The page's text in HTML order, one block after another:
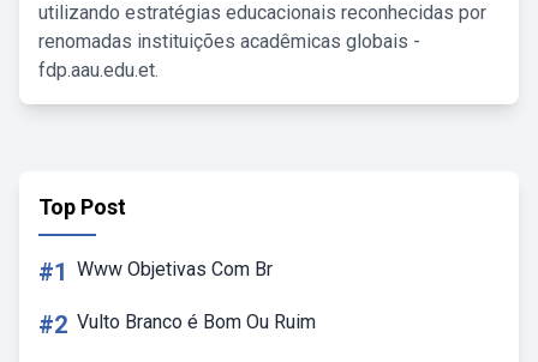
utilizando estratégias educacionais reconhecidas por
renomadas instituições acadêmicas globais -
fdp.aau.edu.et.
Top Post
#1 Www Objetivas Com Br
#2 Vulto Branco é Bom Ou Ruim